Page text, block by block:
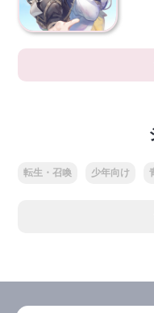
転生・召喚 少年向け